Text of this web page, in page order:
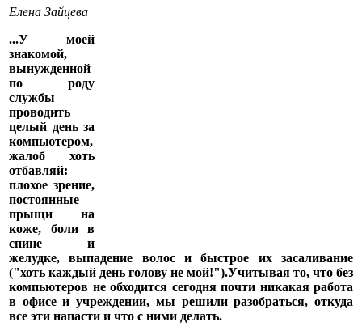
Елена Зайцева
...У моей
знакомой,
вынужденной
по роду
службы
проводить
целый день за
компьютером,
жалоб хоть
отбавляй:
плохое зрение,
постоянные
прыщи на
коже, боли в
спине и
желудке, выпадение волос и быстрое их засаливание
("хоть каждый день голову не мой!").Учитывая то, что без
компьютеров не обходится сегодня почти никакая работа
в офисе и учреждении, мы решили разобраться, откуда
все эти напасти и что с ними делать.